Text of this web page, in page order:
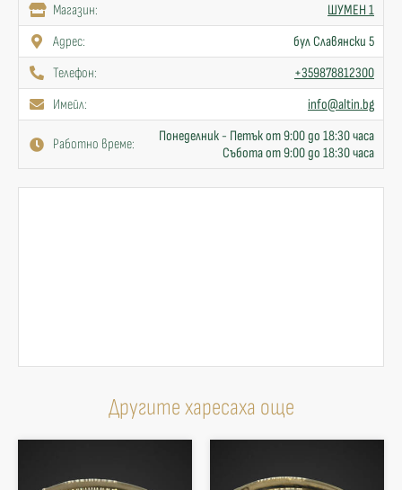
Mагазин:
ШУМЕН 1
Адрес:
бул Славянски 5
Телефон:
+359878812300
Имейл:
info@altin.bg
Работно време:
Понеделник - Петък от 9:00 до 18:30 часа
Събота от 9:00 до 18:30 часа
Другите харесаха още